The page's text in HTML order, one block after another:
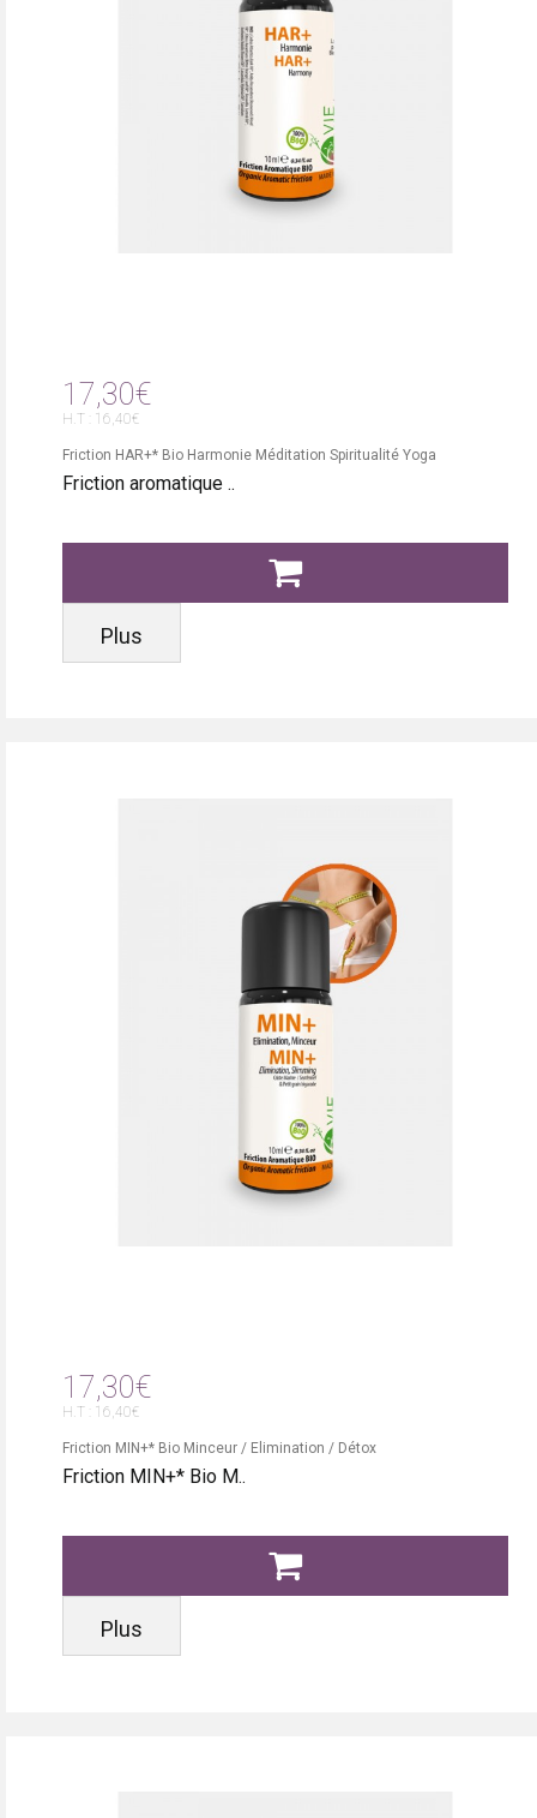
17,30€
H.T : 16,40€
Friction HAR+* Bio Harmonie Méditation Spiritualité Yoga
Friction aromatique ..
Plus
17,30€
H.T : 16,40€
Friction MIN+* Bio Minceur / Elimination / Détox
Friction MIN+* Bio M..
Plus